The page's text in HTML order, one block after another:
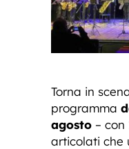
Torna in
programma
agosto –
articolati che